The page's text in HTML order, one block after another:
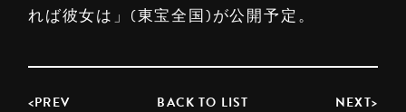
れば彼女は」(東宝全国)が公開予定。
<PREV BACK TO LIST NEXT>